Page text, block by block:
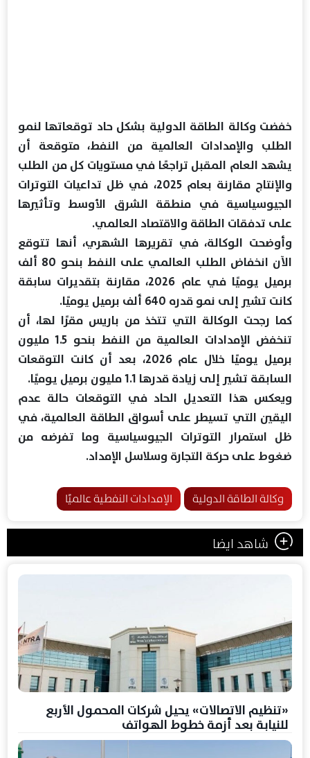
خفضت وكالة الطاقة الدولية بشكل حاد توقعاتها لنمو
الطلب والإمدادات العالمية من النفط، متوقعة أن
يشهد العام المقبل تراجعًا في مستويات كل من الطلب
والإنتاج مقارنة بعام 2025، في ظل تداعيات التوترات
الجيوسياسية في منطقة الشرق الأوسط وتأثيرها
على تدفقات الطاقة والاقتصاد العالمي.
وأوضحت الوكالة، في تقريرها الشهري، أنها تتوقع
الآن انخفاض الطلب العالمي على النفط بنحو 80 ألف
برميل يوميًا في عام 2026، مقارنة بتقديرات سابقة
كانت تشير إلى نمو قدره 640 ألف برميل يوميًا.
كما رجحت الوكالة التي تتخذ من باريس مقرًا لها، أن
تنخفض الإمدادات العالمية من النفط بنحو 1.5 مليون
برميل يوميًا خلال عام 2026، بعد أن كانت التوقعات
السابقة تشير إلى زيادة قدرها 1.1 مليون برميل يوميًا.
ويعكس هذا التعديل الحاد في التوقعات حالة عدم
اليقين التي تسيطر على أسواق الطاقة العالمية، في
ظل استمرار التوترات الجيوسياسية وما تفرضه من
ضغوط على حركة التجارة وسلاسل الإمداد.
وكالة الطاقة الدولية الإمدادات النفطية عالميًا
شاهد ايضا
«تنظيم الاتصالات» يحيل شركات المحمول الأربع
للنيابة بعد أزمة خطوط الهواتف